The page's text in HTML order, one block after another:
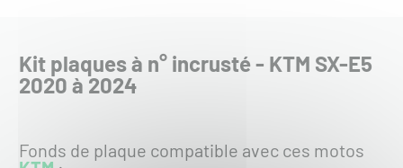
Kit plaques à n° incrusté - KTM SX-E5
2020 à 2024
Fonds de plaque compatible avec ces motos